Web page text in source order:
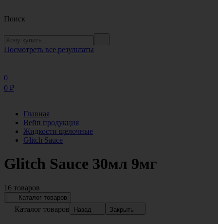
Поиск
Посмотреть все результаты
0
0 ₽
Главная
Вейп продукция
Жидкости щелочные
Glitch Sauce
Glitch Sauce 30мл 9мг
16 товаров
Каталог товаров
Каталог товаров Назад Закрыть